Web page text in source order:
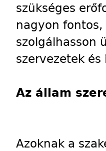
szükséges
nagyon
szolgálhasson
szervezetek
Az állam
Azoknak a